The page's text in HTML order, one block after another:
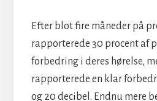
Efter blot fire måneder på
rapporterede 30 procent af
forbedring i deres hørelse,
rapporterede en klar
og 20 decibel. Endnu mere